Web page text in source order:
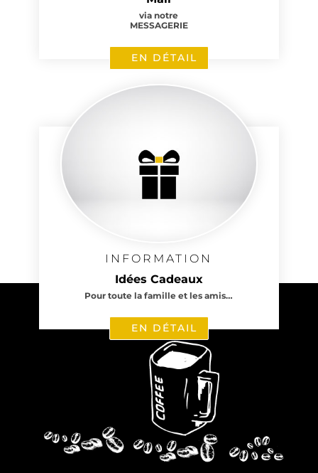
via notre
MESSAGERIE
EN DÉTAIL
INFORMATION
Idées Cadeaux
Pour toute la famille et les amis…
EN DÉTAIL